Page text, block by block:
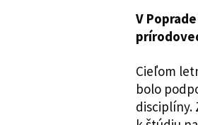
V
Cieľom
bolo
disciplíny.